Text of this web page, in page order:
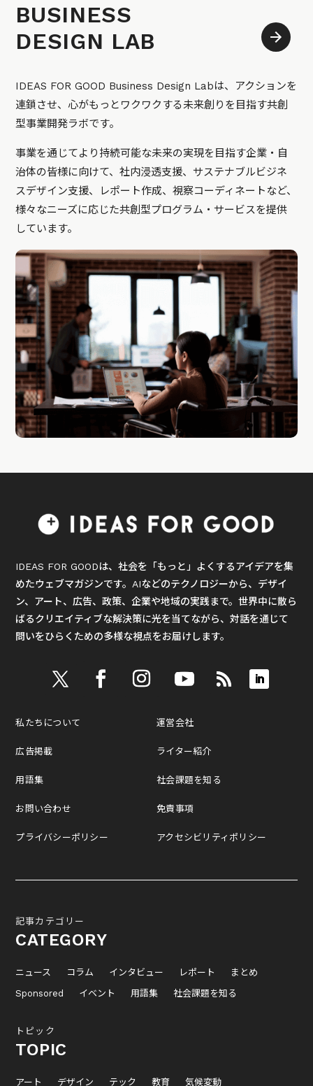
BUSINESS
DESIGN LAB
IDEAS FOR GOOD Business Design Labは、アクションを
連鎖させ、心がもっとワクワクする未来創りを目指す共創
型事業開発ラボです。
事業を通じてより持続可能な未来の実現を目指す企業・自
治体の皆様に向けて、社内浸透支援、サステナブルビジネ
スデザイン支援、レポート作成、視察コーディネートなど、
様々なニーズに応じた共創型プログラム・サービスを提供
しています。
IDEAS FOR GOODは、社会を「もっと」よくするアイデアを集
めたウェブマガジンです。AIなどのテクノロジーから、デザイ
ン、アート、広告、政策、企業や地域の実践まで。世界中に散ら
ばるクリエイティブな解決策に光を当てながら、対話を通じて
問いをひらくための多様な視点をお届けします。
私たちについて
広告掲載
用語集
お問い合わせ
プライバシーポリシー
運営会社
ライター紹介
社会課題を知る
免責事項
アクセシビリティポリシー
記事カテゴリー
CATEGORY
ニュース コラム インタビュー レポート
まとめ
Sponsored
イベント 用語集 社会課題を知る
トピック
TOPIC
アート デザイン テック 教育 気候変動